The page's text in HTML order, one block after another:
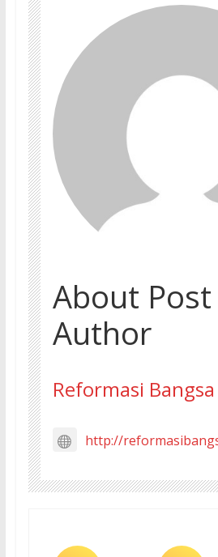
About Post
Author
Reformasi Bangsa
http://